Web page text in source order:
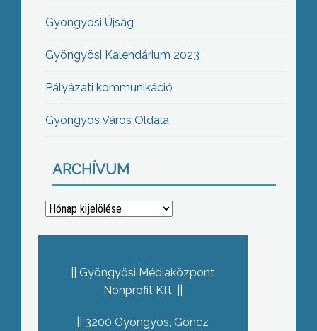
Gyöngyösi Újság
Gyöngyösi Kalendárium 2023
Pályázati kommunikáció
Gyöngyös Város Oldala
ARCHÍVUM
Archívum
Gyöngyösi Médiaközpont
Nonprofit Kft.
3200 Gyöngyös, Göncz